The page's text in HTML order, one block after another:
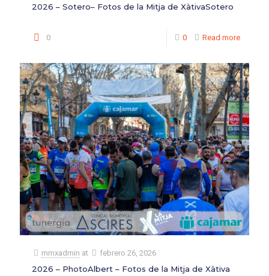
2026 – Sotero– Fotos de la Mitja de XàtivaSotero
0 0 Read more
mmxadmin at febrero 26, 2026
2026 – PhotoAlbert – Fotos de la Mitja de Xàtiva